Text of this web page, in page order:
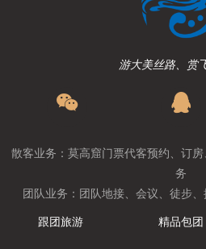
游大美丝路、赏
散客业务：莫高窟门票代客预约、订
务
团队业务：团队地接、会议、徒步
跟团旅游
精品包团